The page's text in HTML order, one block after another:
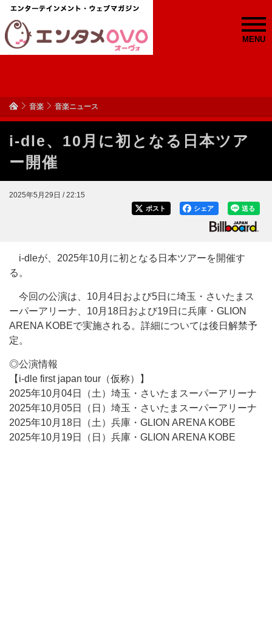
MENU
音楽 音楽ニュース
i-dle、10月に初となる日本ツア
ー開催
2025年5月29日 / 22:15
送る
シェア
ポスト
i-dleが、2025年10月に初となる日本ツアーを開催す
る。
今回の公演は、10月4日および5日に埼玉・さいたまス
ーパーアリーナ、10月18日および19日に兵庫・GLION
ARENA KOBEで実施される。詳細については後日解禁予
定。
◎公演情報
【i-dle first japan tour（仮称）】
2025年10月04日（土）埼玉・さいたまスーパーアリーナ
2025年10月05日（日）埼玉・さいたまスーパーアリーナ
2025年10月18日（土）兵庫・GLION ARENA KOBE
2025年10月19日（日）兵庫・GLION ARENA KOBE